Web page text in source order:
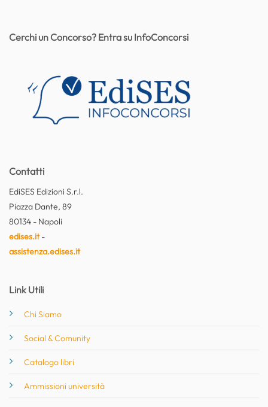
Contatti
EdiSES Edizioni S.r.l.
Piazza Dante, 89
80134 - Napoli
edises.it-
assistenza.edises.it
Link Utili
Chi Siamo
Social & Comunity
Catalogo libri
Ammissioni università
Cerchi un Concorso? Entra su InfoConcorsi